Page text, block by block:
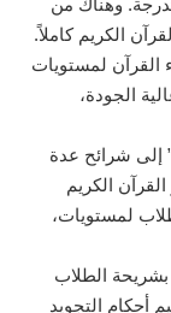
الكريم كاملاً.
القرآن لمستويات
الجودة،
إلى شرائح عدة
الكريم
لمستويات،
بشريحة الطلاب
أحكام التجويد